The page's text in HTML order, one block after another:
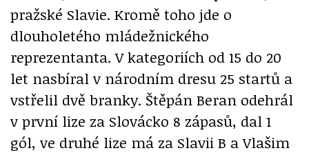
pražské Slavie. Kromě toho jde o
dlouholetého mládežnického
reprezentanta. V kategoriích od 15 do 20
let nasbíral v národním dresu 25 startů a
vstřelil dvě branky. Štěpán Beran odehrál
v první lize za Slovácko 8 zápasů, dal 1
gól, ve druhé lize má za Slavii B a Vlašim